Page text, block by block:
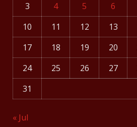
3
4 5 6
10
11 12 13
17
18 19 20
24
25 26 27
31
« Jul